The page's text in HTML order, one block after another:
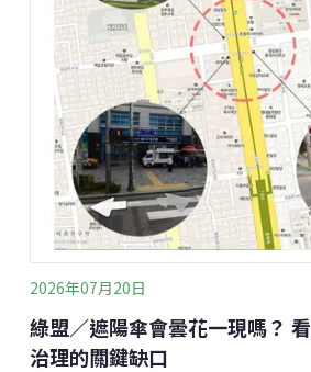
Nuclear Deployment）報告指出，
挑戰，未必是經濟性，而是四項經
因素」：核事故、核廢料、燃料循
險。這些問題無法單靠市場機制解
2026年07月20日
綠盟／遮陽傘會曇花一現嗎？
治理的關鍵缺口